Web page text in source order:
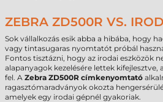
ZEBRA ZD500R VS.
Sok vállalkozás esik abba a hibába, hogy
vagy tintasugaras nyomtatót próbál
Fontos tisztázni, hogy az irodai eszközök
alapanyagok kezelésére lettek
fel. A Zebra ZD500R címkenyomtató
ragasztómaradványok okozta
amelyek egy irodai gépnél gyakoriak.